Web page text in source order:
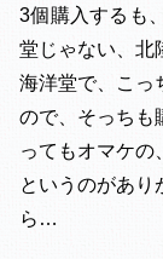
3個購入するも
堂じゃない、北
海洋堂で、こっ
ので、そっちも
ってもオマケの
というのがあり
ら…